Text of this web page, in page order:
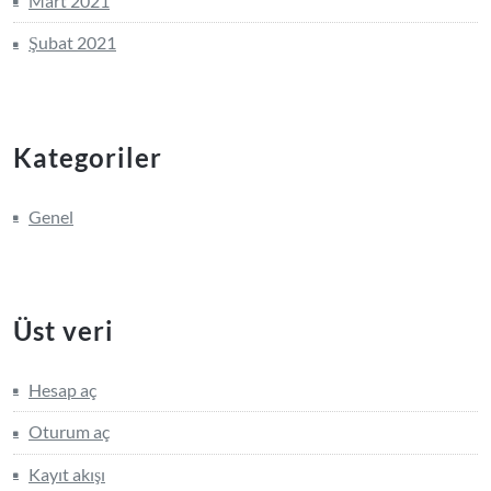
Şubat 2021
Kategoriler
Genel
Üst veri
Hesap aç
Oturum aç
Kayıt akışı